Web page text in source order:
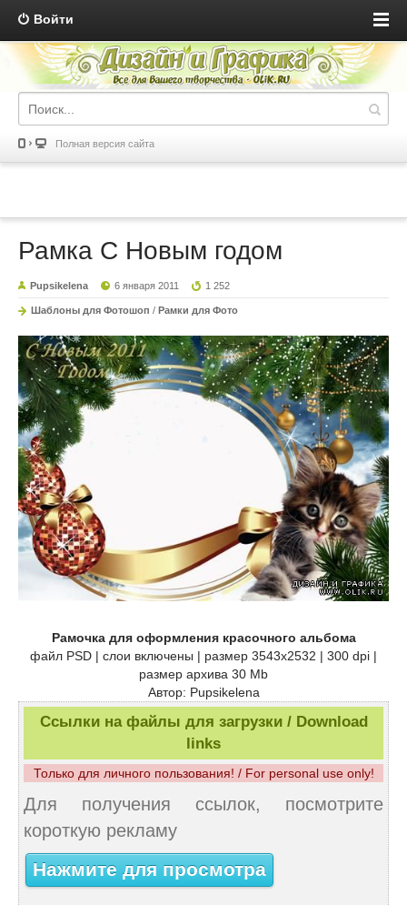
Войти
Полная версия сайта
Рамка С Новым годом
Pupsikelena 6 января 2011 1 252
Шаблоны для Фотошоп / Рамки для Фото
Рамочка для оформления красочного альбома
файл PSD | слои включены | размер 3543х2532 | 300 dpi |
размер архива 30 Mb
Автор: Pupsikelena
Ссылки на файлы для загрузки / Download
links
Только для личного пользования! / For personal use only!
Для получения ссылок, посмотрите
короткую рекламу
Нажмите для просмотра